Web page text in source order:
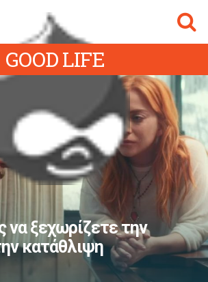
GOOD LIFE
ξεχωρίζετε την
κατάθλιψη